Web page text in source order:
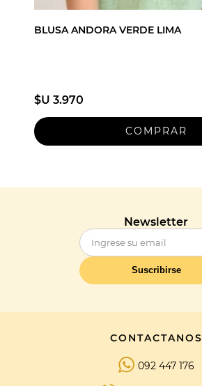
BLUSA ANDORA VERDE LIMA
$U 3.970
Newsletter
Suscribirse
CONTACTANOS
092 447 176